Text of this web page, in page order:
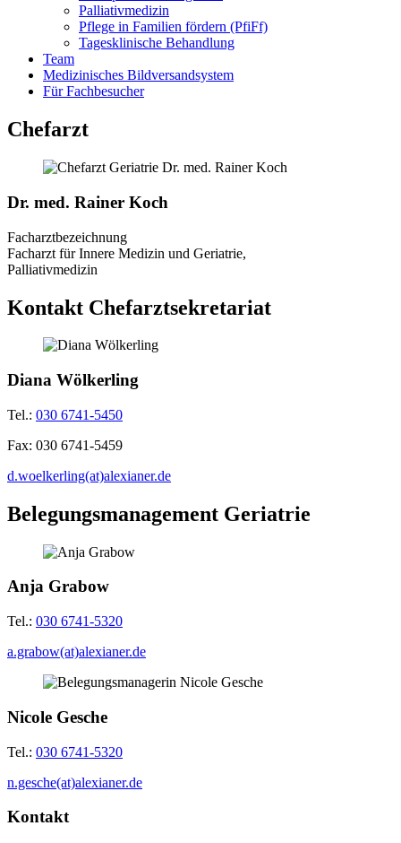
Palliativmedizin
Pflege in Familien fördern (PfiFf)
Tagesklinische Behandlung
Team
Medizinisches Bildversandsystem
Für Fachbesucher
Chefarzt
Dr. med. Rainer Koch
Facharztbezeichnung
Facharzt für Innere Medizin und Geriatrie,
Palliativmedizin
Kontakt Chefarztsekretariat
Diana Wölkerling
Tel.: 030 6741-5450
Fax: 030 6741-5459
d.woelkerling(at)alexianer.de
Belegungsmanagement Geriatrie
Anja Grabow
Tel.: 030 6741-5320
a.grabow(at)alexianer.de
Nicole Gesche
Tel.: 030 6741-5320
n.gesche(at)alexianer.de
Kontakt